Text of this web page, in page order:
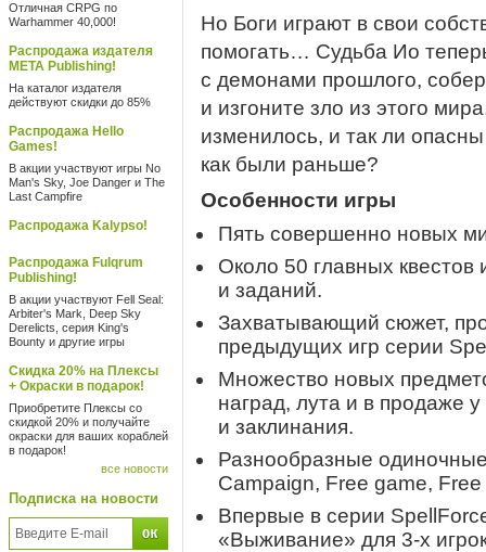
Отличная CRPG по
Warhammer 40,000!
Распродажа издателя
META Publishing!
На каталог издателя
действуют скидки до 85%
Распродажа Hello
Games!
В акции участвуют игры No
Man's Sky, Joe Danger и The
Last Campfire
Распродажа Kalypso!
Распродажа Fulqrum
Publishing!
В акции участвуют Fell Seal:
Arbiter's Mark, Deep Sky
Derelicts, серия King's
Bounty и другие игры
Скидка 20% на Плексы
+ Окраски в подарок!
Приобретите Плексы со
скидкой 20% и получайте
окраски для ваших кораблей
в подарок!
все новости
Подписка на новости
Но Боги играют в свои
помогать… Судьба Ио
с демонами прошлого,
и изгоните зло из этого
изменилось, и так ли
как были раньше?
Особенности игры
Пять совершенно новых
Около 50 главных квестов
и заданий.
Захватывающий сюжет,
предыдущих игр серии
Множество новых
наград, лута и в продаже
и заклинания.
Разнообразные
Campaign, Free game,
Впервые в серии
«Выживание» для 3-х